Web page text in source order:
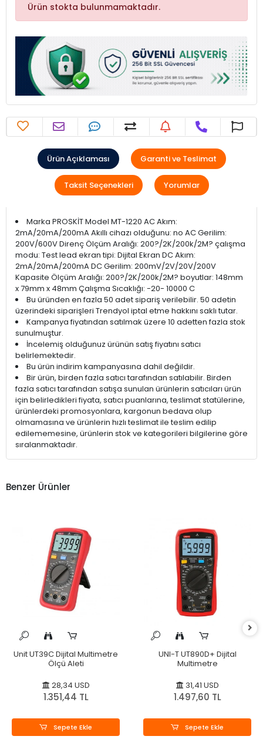
Ürün stokta bulunmamaktadır.
Ürün Açıklaması Garanti ve Teslimat
Taksit Seçenekleri Yorumlar
Marka PROSKİT Model MT-1220 AC Akım:
2mA/20mA/200mA Akıllı cihazı olduğunu: no AC Gerilim:
200V/600V Direnç Ölçüm Aralığı: 200?/2K/200k/2M? çalışma
modu: Test lead ekran tipi: Dijital Ekran DC Akım:
2mA/20mA/200mA DC Gerilim: 200mV/2V/20V/200V
Kapasite Ölçüm Aralığı: 200?/2K/200k/2M? boyutlar: 148mm
x 79mm x 48mm Çalışma Sıcaklığı: -20- 10000 C
Bu üründen en fazla 50 adet sipariş verilebilir. 50 adetin
üzerindeki siparişleri Trendyol iptal etme hakkını saklı tutar.
Kampanya fiyatından satılmak üzere 10 adetten fazla stok
sunulmuştur.
İncelemiş olduğunuz ürünün satış fiyatını satıcı
belirlemektedir.
Bu ürün indirim kampanyasına dahil değildir.
Bir ürün, birden fazla satıcı tarafından satılabilir. Birden
fazla satıcı tarafından satışa sunulan ürünlerin satıcıları ürün
için belirledikleri fiyata, satıcı puanlarına, teslimat statülerine,
ürünlerdeki promosyonlara, kargonun bedava olup
olmamasına ve ürünlerin hızlı teslimat ile teslim edilip
edilememesine, ürünlerin stok ve kategorileri bilgilerine göre
sıralanmaktadır.
Benzer Ürünler
Unit UT39C Dijital Multimetre
Ölçü Aleti
28,34 USD
1.351,44 TL
Sepete Ekle
UNI-T UT890D+ Dijital
Multimetre
31,41 USD
1.497,60 TL
Sepete Ekle